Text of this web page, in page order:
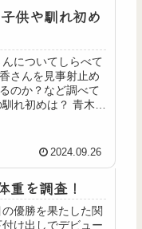
供や馴れ初め
についてしらべて
さんを見事射止め
のか？など調べて
れ初めは？ 青木崇
2024.09.26
重を調査！
優勝を果たした関
け出しでデビュー